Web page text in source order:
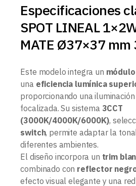
Especificaciones
SPOT LINEAL
MATE Ø37×37 mm
Este modelo integra un módulo
una eficiencia lumínica
proporcionando una
focalizada. Su sistema 3CCT
(3000K/4000K/6000K),
switch, permite adaptar la
diferentes ambientes.
El diseño incorpora un trim
combinado con reflector
efecto visual elegante y una